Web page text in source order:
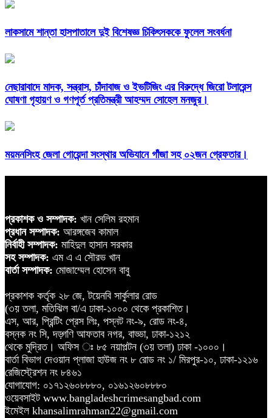
লাকসামে শান্তা হাসপাতালে দুই বিশেষজ্ঞ চিকিৎসককে ফুলেল সংবর্ধনা
নেছারাবাদে মাদক, সন্ত্রাস, চাঁদাবাজ ও ইভটিজিং এর বিরুদ্ধে জিরো টলারেন্স
ঘোষণা গৃহায়ণ ও গণপূর্ত প্রতিমন্ত্রী আহম্মদ সোহেল মনজুর।
ময়মনসিংহ জেলা গোয়েন্দা সংস্থার অভিযানে গাঁজা সহ ০২জন গ্রেফতার।
প্রকাশক ও সম্পাদক: খান সেলিম রহমান
প্রধান সম্পাদক: আরঙ্গজেব কামাল
নির্বাহী সম্পাদক: মাহিদুল হাসান সরকার
সহ সম্পাদক: এম এ এ সৌরভ খান
বার্তা সম্পাদক: মোজাম্মেল হোসেন বাবু
প্রকাশক কর্তৃক ২৮ জে, টয়েনবি সার্কুলার রোড
(৩য় তলা, মতিঝিল বা/এ ঢাকা-১০০০ থেকে প্রকাশিত।
এস, আর, প্রিন্টিং প্রেস লিঃ, পস্নট নং-৯, রোড নং-৪,
বস্নক নং সি, দড়্গণি আফতাব নগর, বাড্ডা, ঢাকা-১২১২
থেকে মুদ্রিত। অফিস ঃ ৮৫ নয়াপল্টন (৩য় তলা) ঢাকা -১০০০।
বার্তা বিভাগ দেওয়ান প্লাজা হাউজ নং ৮ রোড নং ১/ মিরপুর-১০, ঢাকা-১২১৬
রেজিস্ট্রেশন নং ৮৪৬১
যোগাযোগ: ০১৭১২৬০৮৮৮০, ০১৬১২৬০৮৮৮০
ওয়েবসাইট www.bangladeshcrimesangbad.com
ইমেইল khansalimrahman22@gmail.com